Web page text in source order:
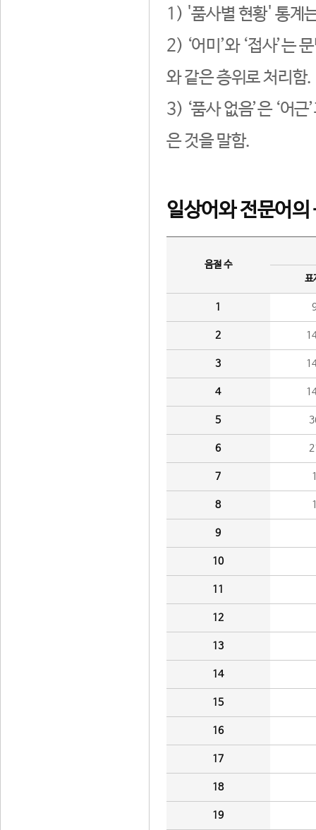
1) '품사별 현황' 통계
2) ‘어미’와 ‘접사’는
와 같은 층위로 처리함.
3) ‘품사 없음’은 ‘어
은 것을 말함.
일상어와 전문어의
음절 수
표
1
2
3
4
5
6
7
8
9
10
11
12
13
14
15
16
17
18
19